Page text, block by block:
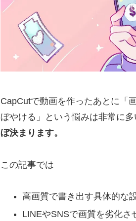
CapCutで動画を作ったあとに「
ぼやける」という悩みは非常に多
ぼ決まります。
この記事では
高画質で書き出す具体的な
LINEやSNSで画質を劣化さ